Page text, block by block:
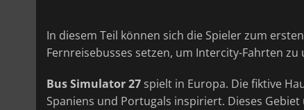
In diesem Teil können sich die Spieler zum
Fernreisebusses setzen, um Intercity-Fahrten
Bus Simulator 27 spielt in Europa. Die fiktive
Spaniens und Portugals inspiriert. Dieses